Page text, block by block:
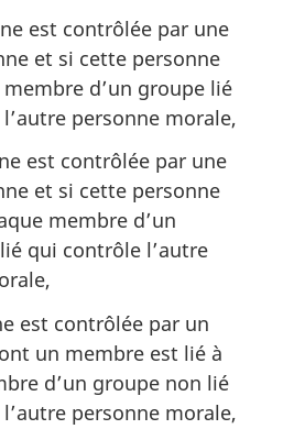
est contrôlée par une
et si cette personne
d’un groupe lié
personne morale,
est contrôlée par une
et si cette personne
membre d’un
qui contrôle l’autre
est contrôlée par un
un membre est lié à
d’un groupe non lié
personne morale,